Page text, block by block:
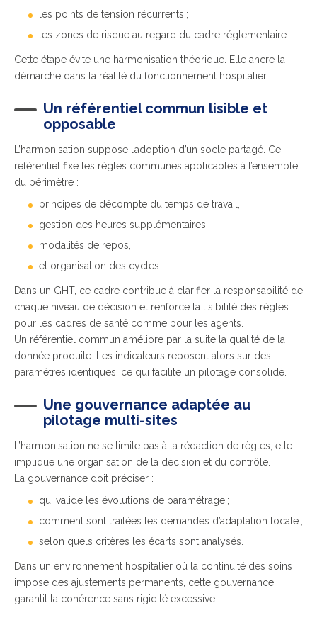
les points de tension récurrents ;
les zones de risque au regard du cadre réglementaire.
Cette étape évite une harmonisation théorique. Elle ancre la
démarche dans la réalité du fonctionnement hospitalier.
Un référentiel commun lisible et
opposable
L’harmonisation suppose l’adoption d’un socle partagé. Ce
référentiel fixe les règles communes applicables à l’ensemble
du périmètre :
principes de décompte du temps de travail,
gestion des heures supplémentaires,
modalités de repos,
et organisation des cycles.
Dans un GHT, ce cadre contribue à clarifier la responsabilité de
chaque niveau de décision et renforce la lisibilité des règles
pour les cadres de santé comme pour les agents.
Un référentiel commun améliore par la suite la qualité de la
donnée produite. Les indicateurs reposent alors sur des
paramètres identiques, ce qui facilite un pilotage consolidé.
Une gouvernance adaptée au
pilotage multi-sites
L’harmonisation ne se limite pas à la rédaction de règles, elle
implique une organisation de la décision et du contrôle.
La gouvernance doit préciser :
qui valide les évolutions de paramétrage ;
comment sont traitées les demandes d’adaptation locale ;
selon quels critères les écarts sont analysés.
Dans un environnement hospitalier où la continuité des soins
impose des ajustements permanents, cette gouvernance
garantit la cohérence sans rigidité excessive.